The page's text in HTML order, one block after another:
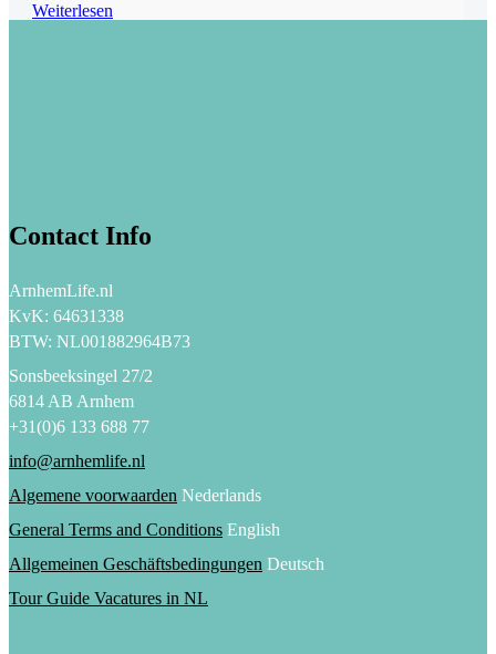
Weiterlesen
Contact Info
ArnhemLife.nl
KvK: 64631338
BTW: NL001882964B73
Sonsbeeksingel 27/2
6814 AB Arnhem
+31(0)6 133 688 77
info@arnhemlife.nl
Algemene voorwaarden Nederlands
General Terms and Conditions English
Allgemeinen Geschäftsbedingungen Deutsch
Tour Guide Vacatures in NL